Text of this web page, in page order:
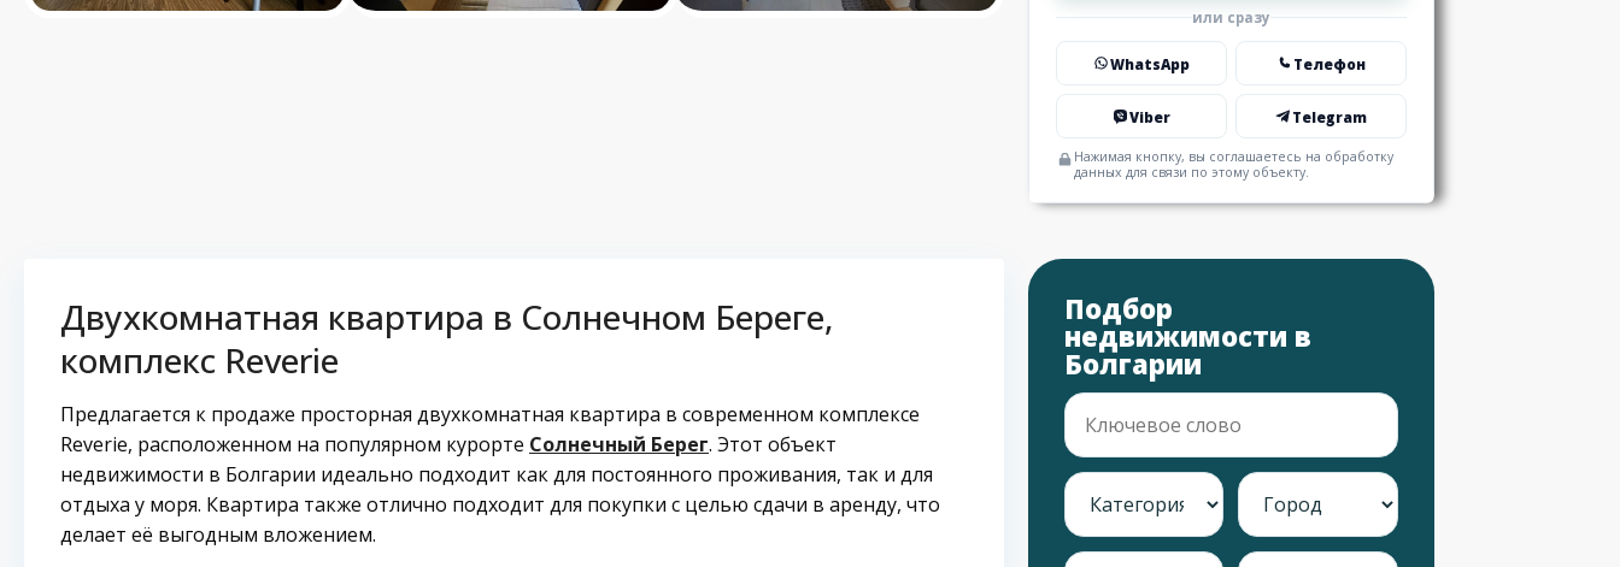
или сразу
WhatsApp Телефон
Viber Telegram
Нажимая кнопку, вы соглашаетесь на обработку
данных для связи по этому объекту.
Двухкомнатная квартира в Солнечном Береге,
комплекс Reverie
Предлагается к продаже просторная двухкомнатная квартира в современном комплексе
Reverie, расположенном на популярном курорте Солнечный Берег. Этот объект
недвижимости в Болгарии идеально подходит как для постоянного проживания, так и для
отдыха у моря. Квартира также отлично подходит для покупки с целью сдачи в аренду, что
делает её выгодным вложением.
Подбор
недвижимости в
Болгарии